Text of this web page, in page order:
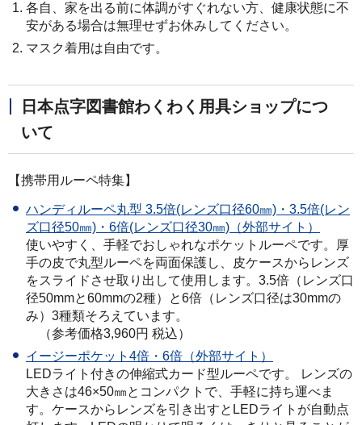
各自、家を出る前に体調がすぐれない方、健康状態に不
安がある場合は無理せずお休みしてください。
マスク着用は自由です。
日本点字図書館わくわく用具ショップにつ
いて
【携帯用ルーペ特集】
ハンディルーペ丸型 3.5倍(レンズ口径60㎜)・3.5倍(レン
ズ口径50㎜)・6倍(レンズ口径30㎜)（外部サイト）
使いやすく、手軽でおしゃれなポケットルーペです。厚
手の皮で丸型ルーペを両面保護し、皮ケースからレンズ
をスライドさせ取り出して使用します。3.5倍（レンズ口
径50mmと60mmの2種）と6倍（レンズ口径は30mmの
み）3種類そろえています。
（参考価格3,960円 税込）
イージーポケット4倍・6倍（外部サイト）
LEDライト付きの伸縮式カード型ルーペです。 レンズの
大きさは46×50㎜とコンパクトで、手軽に持ち運べま
す。ケースからレンズを引き出すとLEDライトが自動点